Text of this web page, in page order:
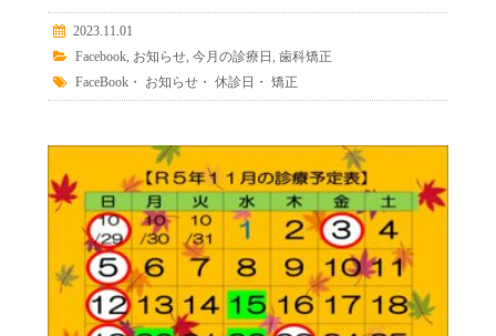
2023.11.01
Facebook, お知らせ, 今月の診療日 , 歯科矯正
FaceBook・ お知らせ・ 休診日 ・ 矯正